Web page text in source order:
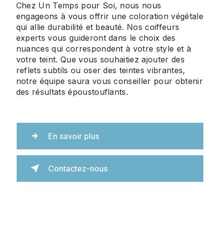
Chez Un Temps pour Soi, nous nous
engageons à vous offrir une coloration végétale
qui allie durabilité et beauté. Nos coiffeurs
experts vous guideront dans le choix des
nuances qui correspondent à votre style et à
votre teint. Que vous souhaitiez ajouter des
reflets subtils ou oser des teintes vibrantes,
notre équipe saura vous conseiller pour obtenir
des résultats époustouflants.
En savoir plus
Contactez-nous